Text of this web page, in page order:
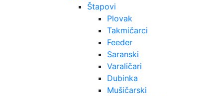
Štapovi
Plovak
Takmičarci
Feeder
Saranski
Varaličari
Dubinka
Mušičarski